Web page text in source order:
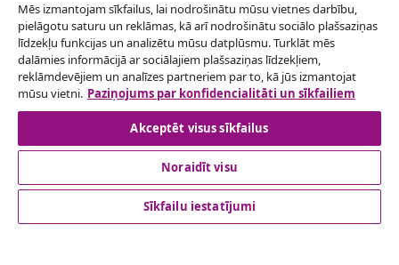
vidaXL
Apskatiet vairāk
Mēs izmantojam sīkfailus, lai nodrošinātu mūsu vietnes darbību,
pielāgotu saturu un reklāmas, kā arī nodrošinātu sociālo plašsaziņas
līdzekļu funkcijas un analizētu mūsu datplūsmu. Turklāt mēs
dalāmies informācijā ar sociālajiem plašsaziņas līdzekļiem,
reklāmdevējiem un analīzes partneriem par to, kā jūs izmantojat
mūsu vietni. Paziņojums par konfidencialitāti un sīkfailiem
Akceptēt visus sīkfailus
Noraidīt visu
Sīkfailu iestatījumi